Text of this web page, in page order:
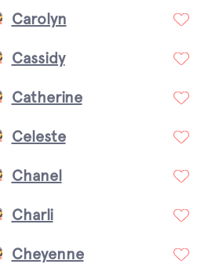
Carolyn
Cassidy
Catherine
Celeste
Chanel
Charli
Cheyenne